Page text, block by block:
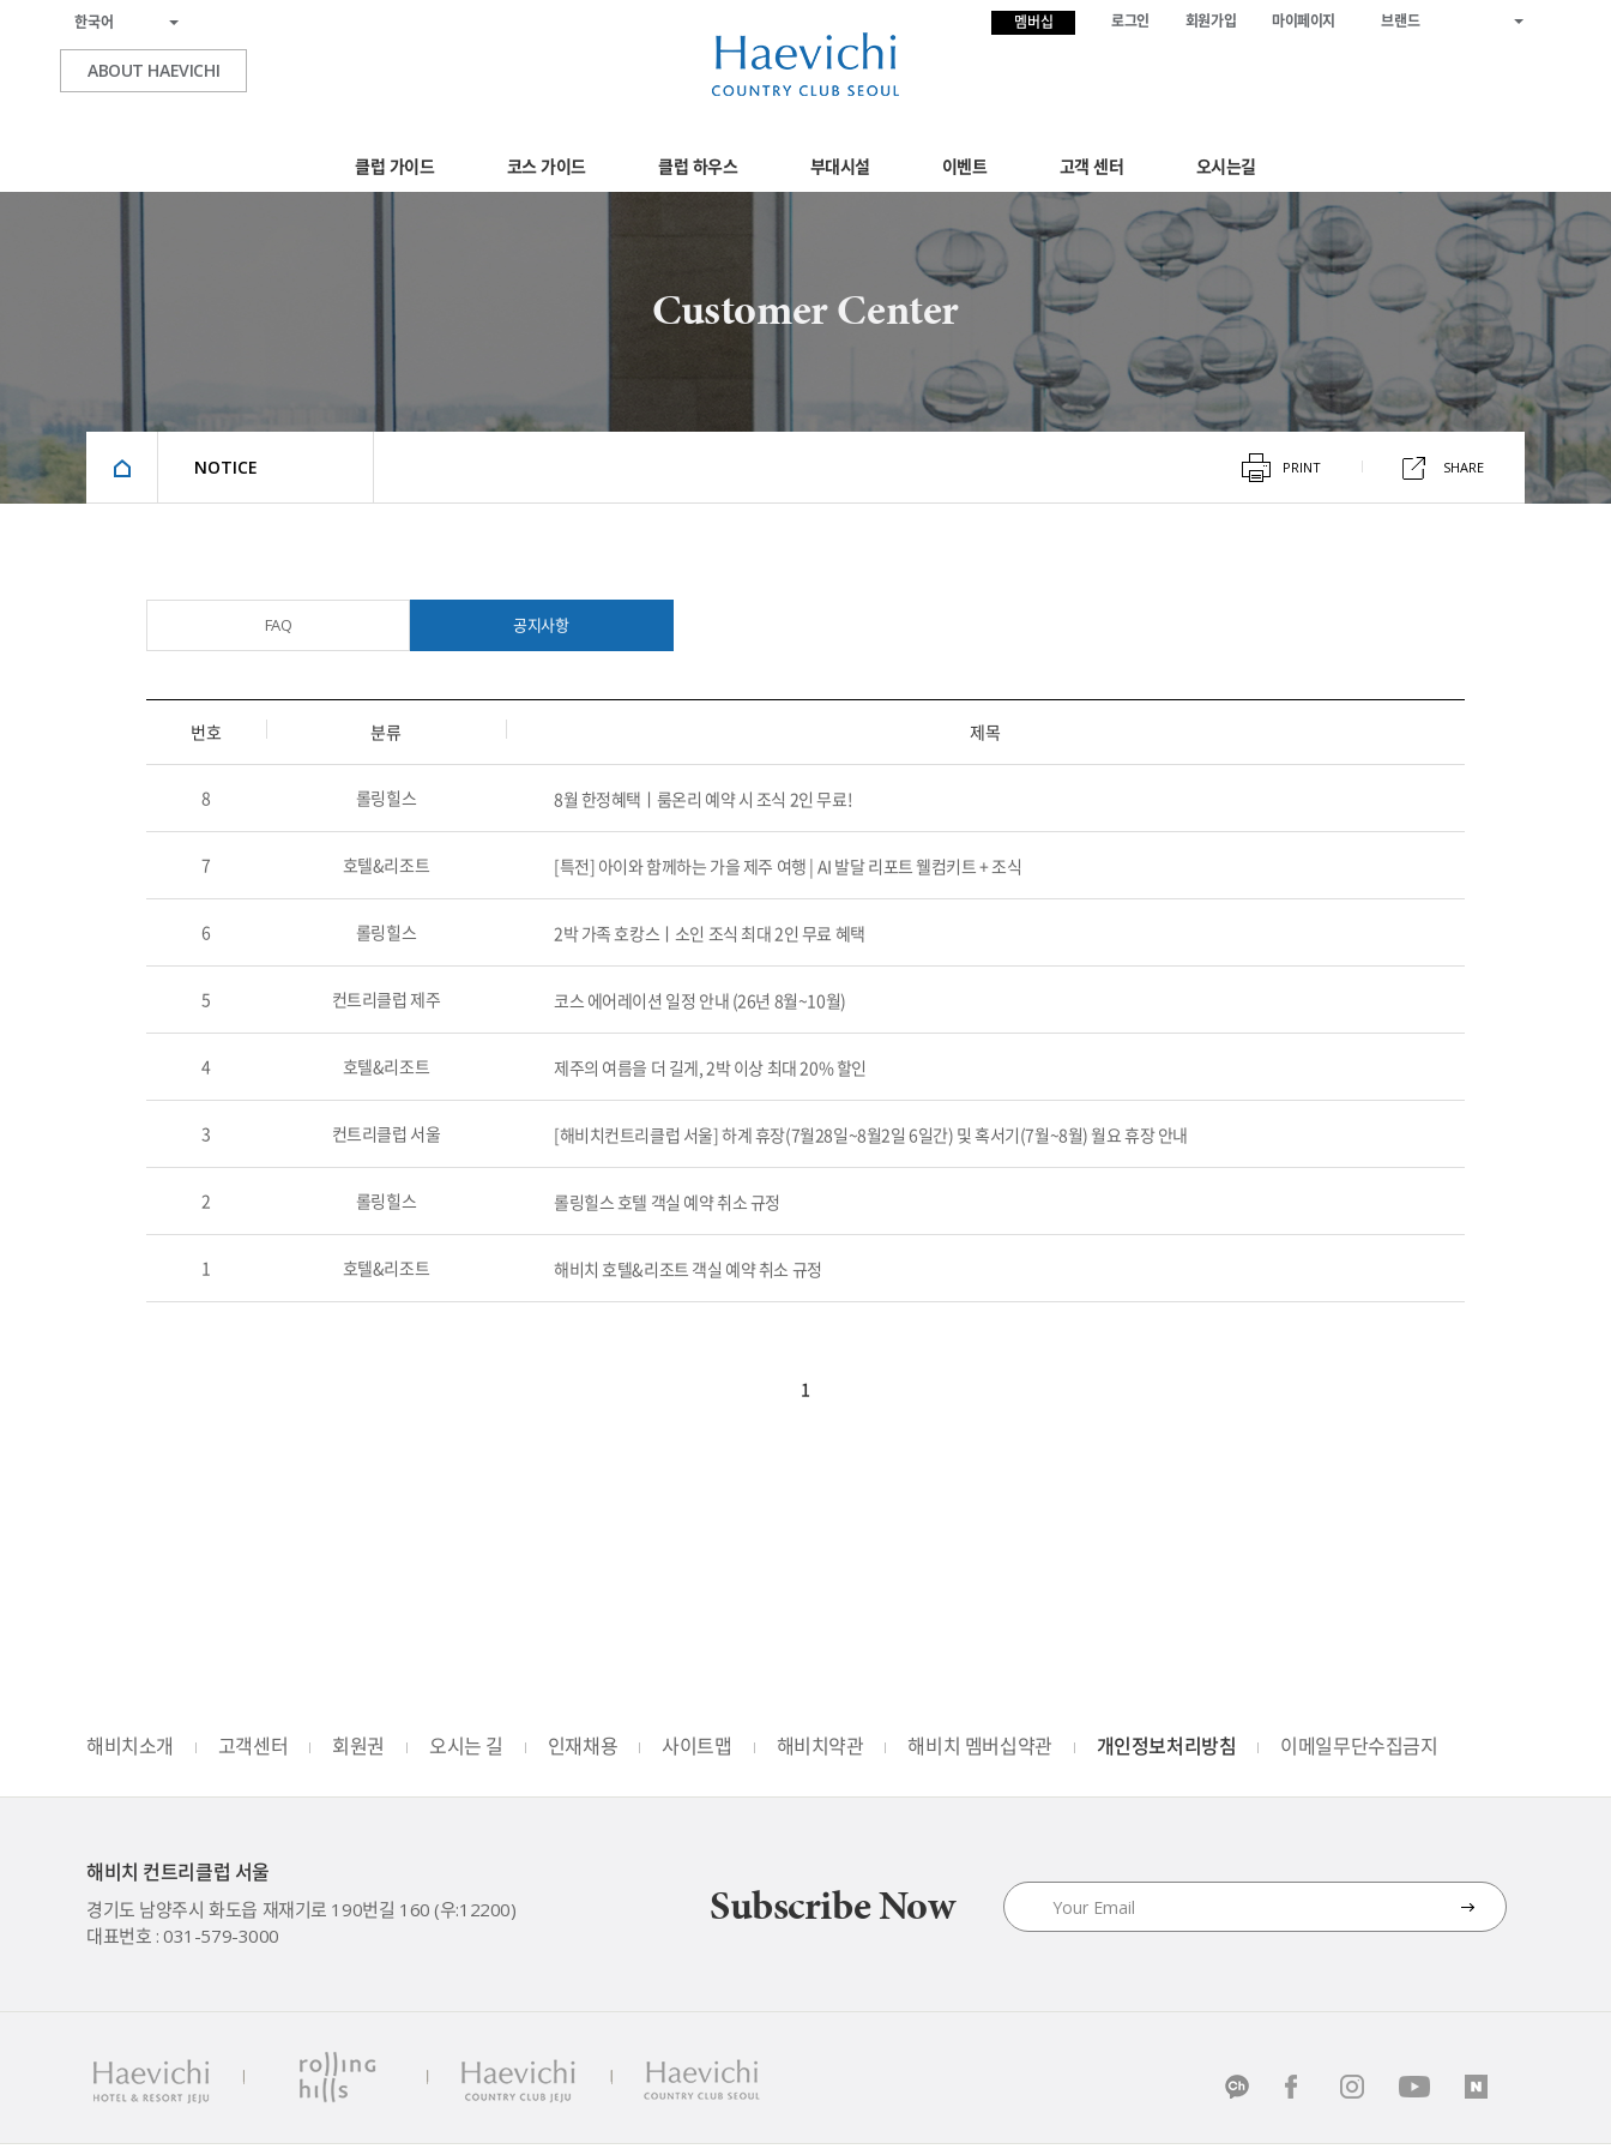
한국어
ABOUT HAEVICHI
멤버십 로그인 회원가입 마이페이지 브랜드
클럽 가이드 코스 가이드 클럽 하우스 부대시설 이벤트 고객 센터 오시는길
Customer Center
NOTICE PRINT SHARE
FAQ 공지사항
번호 분류 제목
8 롤링힐스 8월 한정혜택ㅣ룸온리 예약 시 조식 2인 무료!
7 호텔&리조트 [특전] 아이와 함께하는 가을 제주 여행 | AI 발달 리포트 웰컴키트 + 조식
6 롤링힐스 2박 가족 호캉스ㅣ소인 조식 최대 2인 무료 혜택
5 컨트리클럽 제주 코스 에어레이션 일정 안내 (26년 8월~10월)
4 호텔&리조트 제주의 여름을 더 길게, 2박 이상 최대 20% 할인
3 컨트리클럽 서울 [해비치컨트리클럽 서울] 하계 휴장(7월28일~8월2일 6일간) 및 혹서기(7월~8월) 월요 휴장 안내
2 롤링힐스 롤링힐스 호텔 객실 예약 취소 규정
1 호텔&리조트 해비치 호텔&리조트 객실 예약 취소 규정
1
해비치소개 고객센터 회원권 오시는 길 인재채용 사이트맵 해비치약관 해비치 멤버십약관 개인정보처리방침 이메일무단수집금지
해비치 컨트리클럽 서울
경기도 남양주시 화도읍 재재기로 190번길 160 (우:12200)
대표번호 : 031-579-3000
Subscribe Now